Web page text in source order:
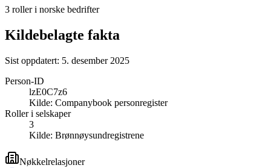
3 roller i norske bedrifter
Kildebelagte fakta
Sist oppdatert: 5. desember 2025
Person-ID
lzE0C7z6
Kilde: Companybook personregister
Roller i selskaper
3
Kilde: Brønnøysundregistrene
Nøkkelrelasjoner